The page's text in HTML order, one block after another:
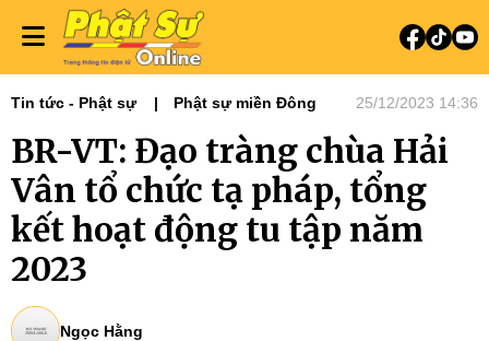
Tin tức - Phật sự Phật sự miền Đông 25/12/2023 14:36
BR-VT: Đạo tràng chùa Hải
Vân tổ chức tạ pháp, tổng
kết hoạt động tu tập năm
2023
Ngọc Hằng